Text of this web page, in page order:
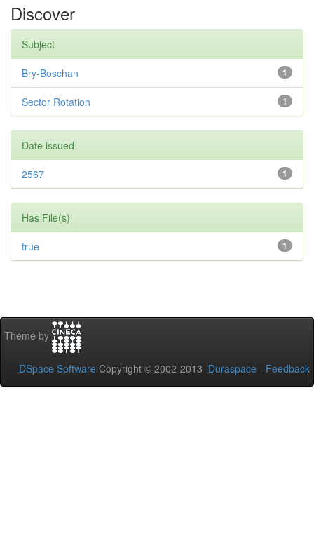
Discover
Subject
1
Bry-Boschan
1
Sector Rotation
Date issued
1
2567
Has File(s)
1
true
Theme by
DSpace Software Copyright © 2002-2013 Duraspace - Feedback